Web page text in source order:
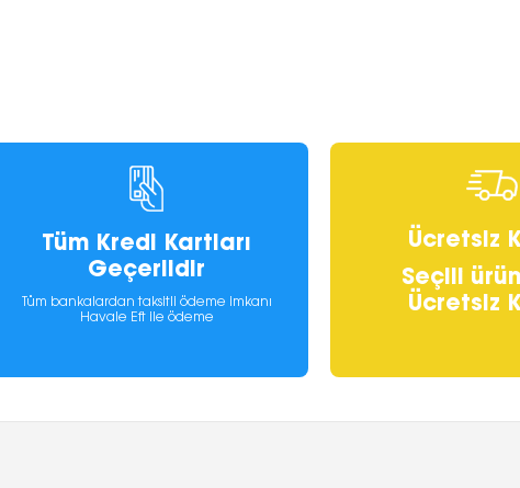
Tüm Kredi Kartları
Geçerlidir
Tüm bankalardan taksitli ödeme imkanı
Havale Eft ile ödeme
Ücretsiz
Seçili
Ücretsiz